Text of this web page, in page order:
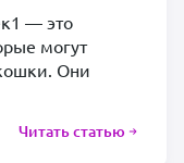
— это
могут
Они
Читать статью